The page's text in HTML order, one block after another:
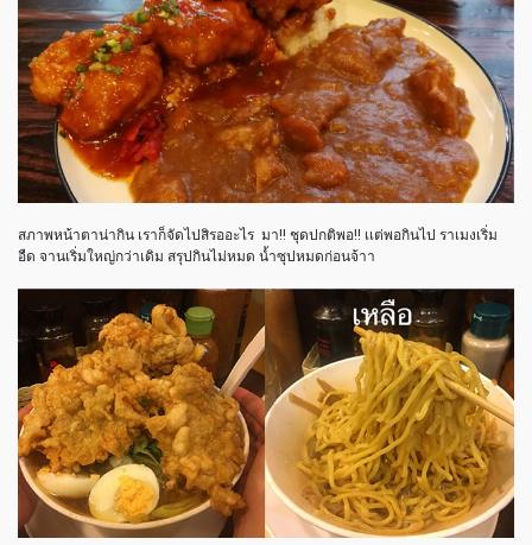
สภาพหน้าตาน่ากิน เราก็จัดไปสิรออะไร มา!! ชุดปกติพอ!! เเต่พอกินไป ราเมงเริ่ม
อืด จานเริ่มใหญ่กว่าเดิม สรุปกินไม่หมด น้ำซุปหมดก่อนจ้าา